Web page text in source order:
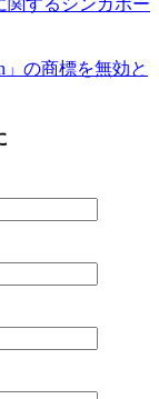
の商標を無効と